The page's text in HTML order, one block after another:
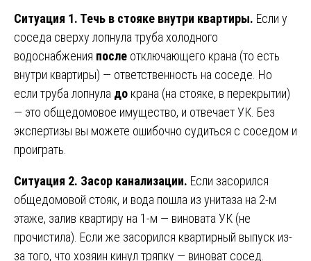
Ситуация 1. Течь в стояке внутри квартиры. Если у
соседа сверху лопнула труба холодного
водоснабжения после отключающего крана (то есть
внутри квартиры) — ответственность на соседе. Но
если труба лопнула до крана (на стояке, в перекрытии)
— это общедомовое имущество, и отвечает УК. Без
экспертизы вы можете ошибочно судиться с соседом и
проиграть.
Ситуация 2. Засор канализации. Если засорился
общедомовой стояк, и вода пошла из унитаза на 2-м
этаже, залив квартиру на 1-м — виновата УК (не
прочистила). Если же засорился квартирный выпуск из-
за того, что хозяин кинул тряпку — виноват сосед.